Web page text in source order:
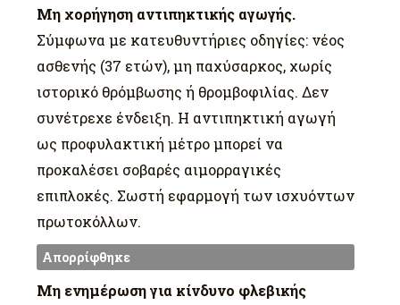
Μη χορήγηση αντιπηκτικής αγωγής.
Σύμφωνα με κατευθυντήριες οδηγίες: νέος
ασθενής (37 ετών), μη παχύσαρκος, χωρίς
ιστορικό θρόμβωσης ή θρομβοφιλίας. Δεν
συνέτρεχε ένδειξη. Η αντιπηκτική αγωγή
ως προφυλακτική μέτρο μπορεί να
προκαλέσει σοβαρές αιμορραγικές
επιπλοκές. Σωστή εφαρμογή των ισχυόντων
πρωτοκόλλων.
Απορρίφθηκε
Μη ενημέρωση για κίνδυνο φλεβικής